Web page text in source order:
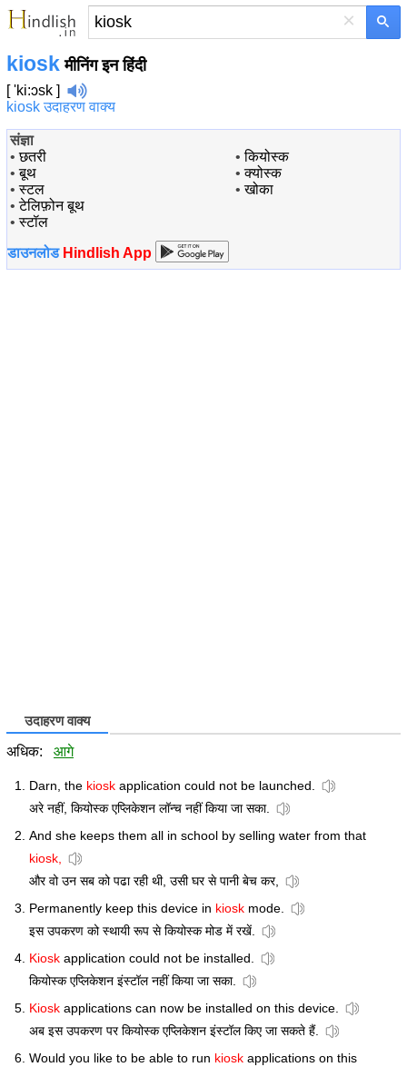
×
kiosk मीनिंग इन हिंदी
[ 'ki:ɔsk ]
kiosk उदाहरण वाक्य
संज्ञा
•छतरी
•बूथ
•स्टल
•टेलिफ़ोन बूथ
•स्टॉल
•कियोस्क
•क्योस्क
•खोका
डाउनलोड Hindlish App
उदाहरण वाक्य
अधिक: आगे
Darn, the kiosk application could not be launched.
अरे नहीं, कियोस्क एप्लिकेशन लॉन्च नहीं किया जा सका.
And she keeps them all in school by selling water from that
kiosk,
और वो उन सब को पढा रही थी, उसी घर से पानी बेच कर,
Permanently keep this device in kiosk mode.
इस उपकरण को स्थायी रूप से कियोस्क मोड में रखें.
Kiosk application could not be installed.
कियोस्क एप्लिकेशन इंस्टॉल नहीं किया जा सका.
Kiosk applications can now be installed on this device.
अब इस उपकरण पर कियोस्क एप्लिकेशन इंस्टॉल किए जा सकते हैं.
Would you like to be able to run kiosk applications on this